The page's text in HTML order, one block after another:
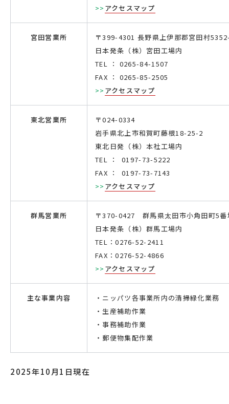
>> アクセスマップ
宮田営業所
〒399-4301 長野県上伊那郡宮田村
日本発条（株）宮田工場内
TEL ： 0265-84-1507
FAX ： 0265-85-2505
>> アクセスマップ
東北営業所 〒024-0334
岩手県北上市和賀町藤根18-25-2
東北日発（株）本社工場内
TEL ： 0197-73-5222
FAX ： 0197-73-7143
>> アクセスマップ
群馬営業所
〒370-0427 群馬県太田市小角田町5番
日本発条（株）群馬工場内
TEL：0276-52-2411
FAX：0276-52-4866
>> アクセスマップ
主な事業内容
・ニッパツ各事業所内の清掃緑化業務
・生産補助作業
・事務補助作業
・郵便物集配作業
2025年10月1日現在